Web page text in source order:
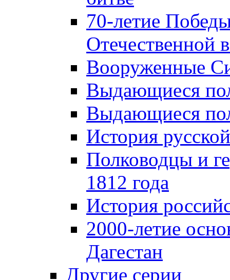
70-летие
Отечественной
Вооруженные
Выдающиеся
Выдающиеся
История
Полководцы и
1812 года
История
2000-летие
Дагестан
Другие серии